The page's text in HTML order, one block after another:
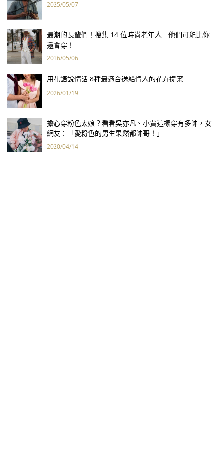
2025/05/07
最潮的長輩們！搜集 14 位時尚老年人 他們可能比你
還會穿！
2016/05/06
用花語說情話 8種最適合送給情人的花卉提案
2026/01/19
擔心穿粉色太娘？看看吳亦凡、小賈這樣穿有多帥，女
網友：「愛粉色的男生果然都帥哥！」
2020/04/14